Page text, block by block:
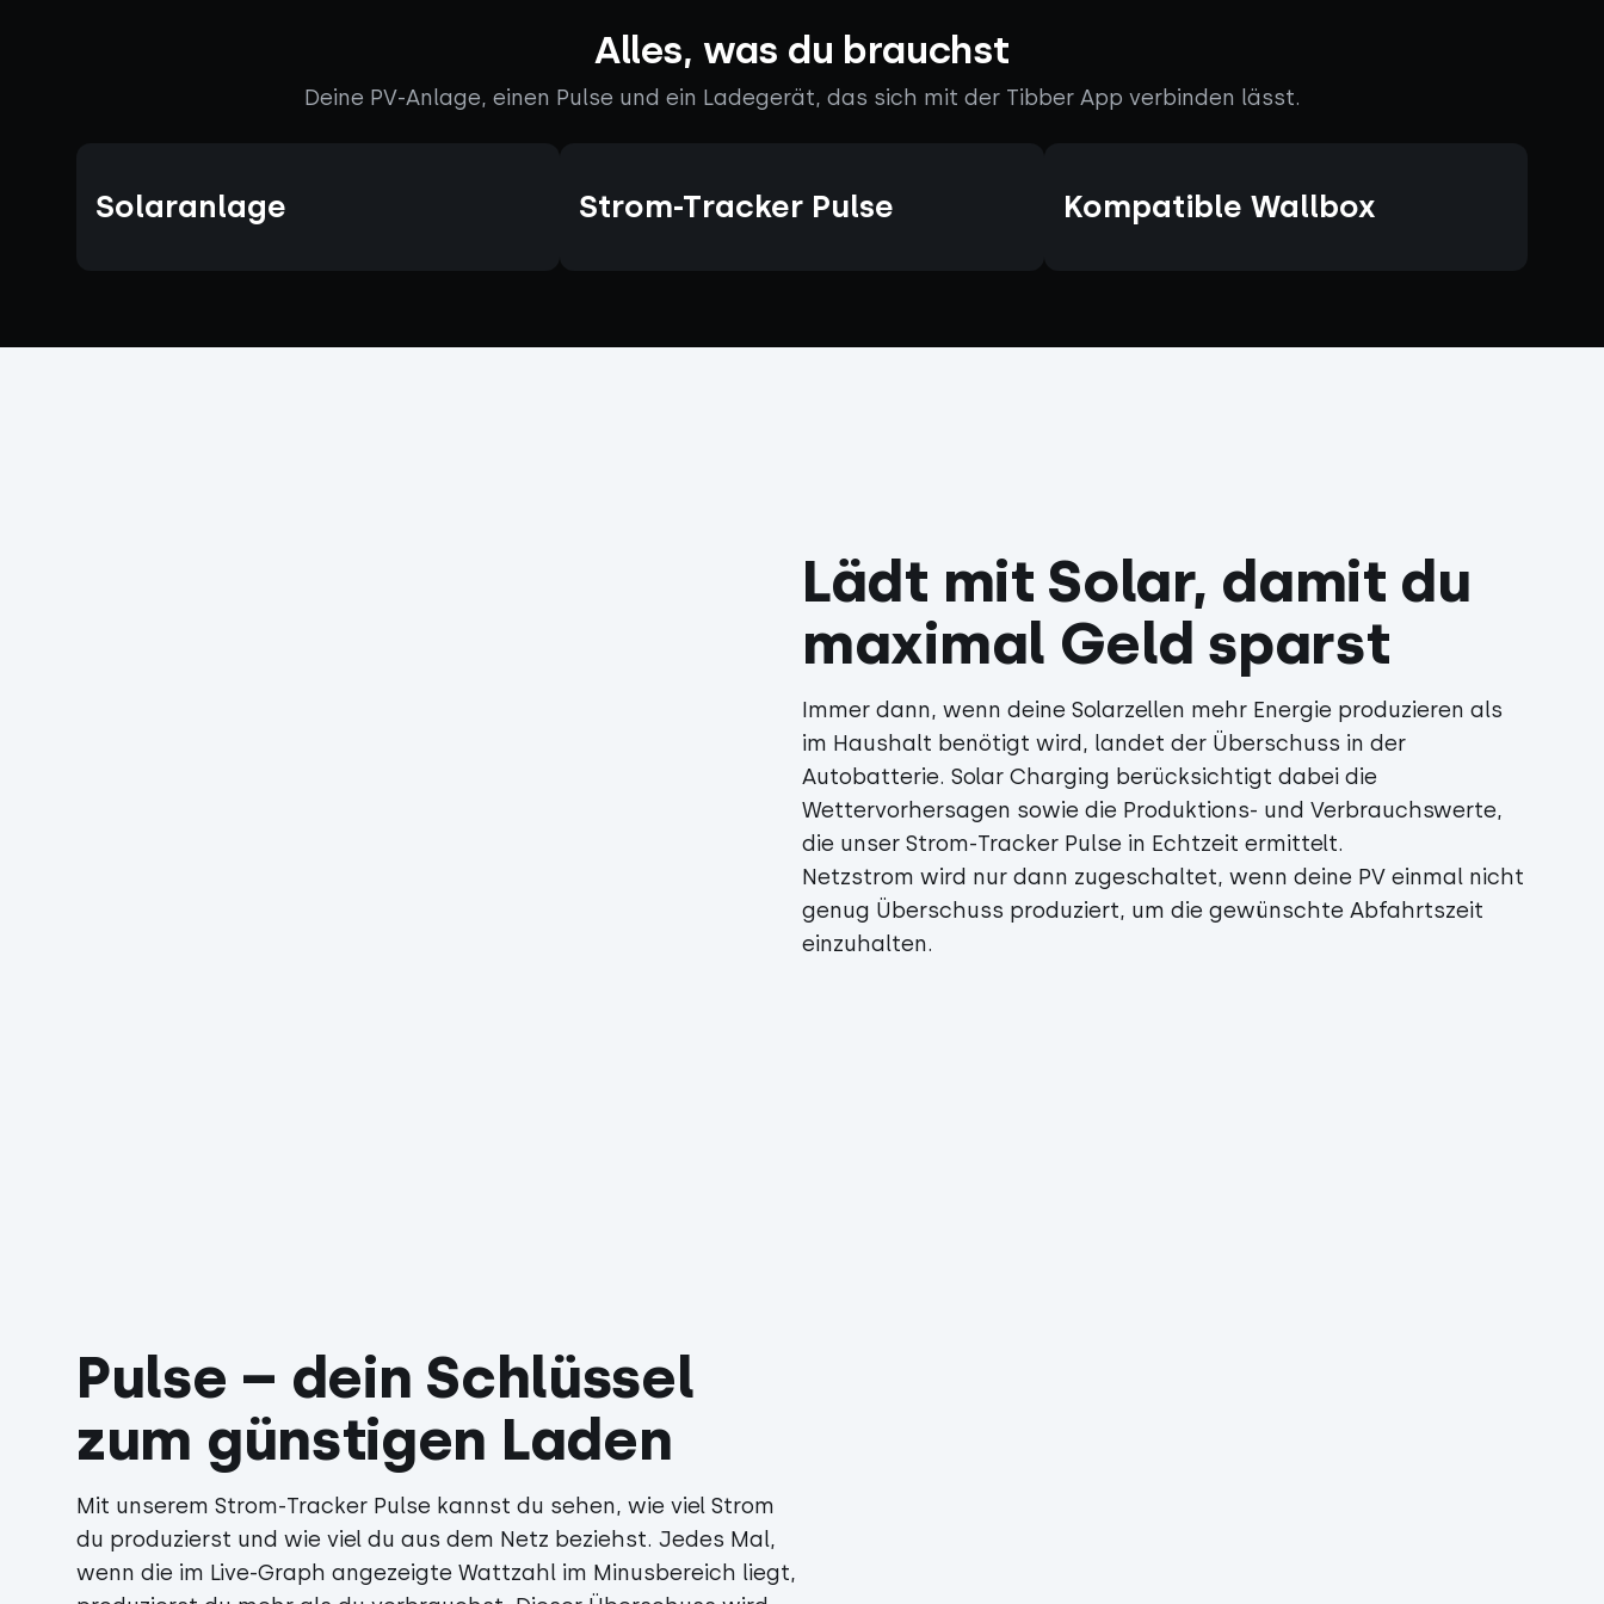
Alles, was du brauchst
Deine PV-Anlage, einen Pulse und ein Ladegerät, das sich mit der Tibber App verbinden lässt.
Solaranlage Strom-Tracker Pulse Kompatible Wallbox
Lädt mit Solar, damit du
maximal Geld sparst
Immer dann, wenn deine Solarzellen mehr Energie produzieren als
im Haushalt benötigt wird, landet der Überschuss in der
Autobatterie. Solar Charging berücksichtigt dabei die
Wettervorhersagen sowie die Produktions- und Verbrauchswerte,
die unser Strom-Tracker Pulse in Echtzeit ermittelt.
Netzstrom wird nur dann zugeschaltet, wenn deine PV einmal nicht
genug Überschuss produziert, um die gewünschte Abfahrtszeit
einzuhalten.
Pulse – dein Schlüssel
zum günstigen Laden
Mit unserem Strom-Tracker Pulse kannst du sehen, wie viel Strom
du produzierst und wie viel du aus dem Netz beziehst. Jedes Mal,
wenn die im Live-Graph angezeigte Wattzahl im Minusbereich liegt,